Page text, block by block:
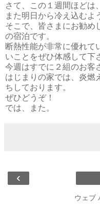
さて、この１週間ほどは
また明日から冷え込むよ
そこで、皆さまにお勧め
の宿泊です。
断熱性能が非常に優れて
いことをぜひ体感して下
今週はすでに２組のお客
はじまりの家では、炎燃
ちしております。
ぜひどうぞ！
では、また。
‹
ウェブ